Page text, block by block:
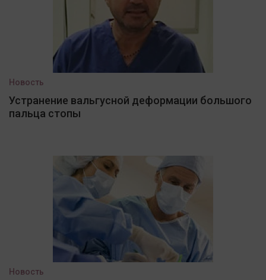
Новость
Устранение вальгусной деформации большого
пальца стопы
Новость